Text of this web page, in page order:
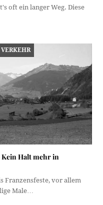
oft ein langer Weg. Diese
VERKEHR
Halt mehr in
Franzensfeste, vor allem
Male…